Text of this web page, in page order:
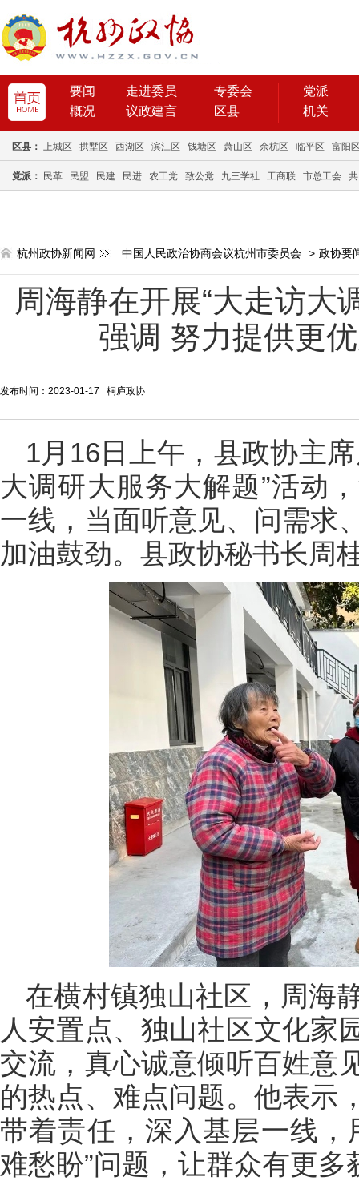
要闻 走进委员
专委会
概况
议政建言 区县
党派
机关
区县： 上城区 拱墅区 西湖区 滨江区 钱塘区 萧山区 余杭区 临平区 富阳
党派： 民革 民盟 民建 民进 农工党 致公党 九三学社 工商联 市总工会
杭州政协新闻网 中国人民政治协商会议杭州市委员会 > 政协要
周海静在开展“大走访大
强调 努力提供更
发布时间：2023-01-17 桐庐政协
1月16日上午，县政协主
大调研大服务大解题”活动
一线，当面听意见、问需求
加油鼓劲。县政协秘书长周
在横村镇独山社区，周海
人安置点、独山社区文化家
交流，真心诚意倾听百姓意
的热点、难点问题。他表示
带着责任，深入基层一线
难愁盼”问题，让群众有更